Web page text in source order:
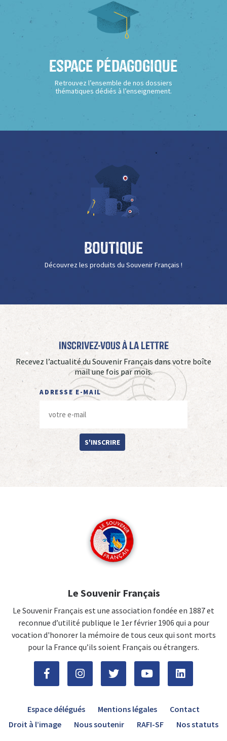
Espace Pédagogique
Retrouvez l’ensemble de nos dossiers
thématiques dédiés à l’enseignement.
Boutique
Découvrez les produits du Souvenir Français !
Inscrivez-vous à La Lettre
Recevez l’actualité du Souvenir Français dans votre boîte
mail une fois par mois.
ADRESSE E-MAIL
S'INSCRIRE
Le Souvenir Français
Le Souvenir Français est une association fondée en 1887 et
reconnue d’utilité publique le 1er février 1906 qui a pour
vocation d'honorer la mémoire de tous ceux qui sont morts
pour la France qu’ils soient Français ou étrangers.
Espace délégués Mentions légales
Contact
Droit à l’image
Nous soutenir RAFI-SF Nos statuts